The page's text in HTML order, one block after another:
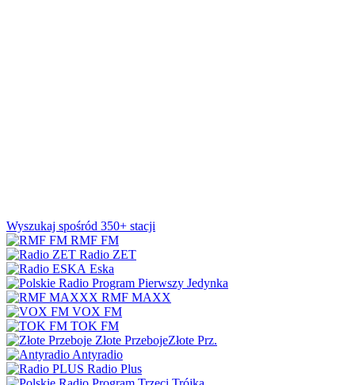
Wyszukaj spośród 350+ stacji
RMF FM
Radio ZET
Eska
Jedynka
RMF MAXX
VOX FM
TOK FM
Złote PrzebojeZłote Prz.
Antyradio
Radio Plus